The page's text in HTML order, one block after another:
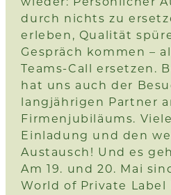
durch nichts zu
erleben, Qualität
Gespräch kommen –
Teams-Call ersetzen.
hat uns auch der
langjährigen Partner
Firmenjubiläums.
Einladung und den
Austausch! Und es
Am 19. und 20. Mai
World of Private